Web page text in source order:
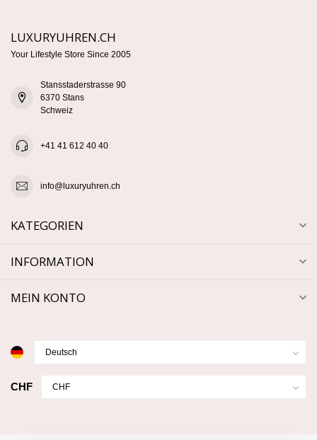
LUXURYUHREN.CH
Your Lifestyle Store Since 2005
Stansstaderstrasse 90
6370 Stans
Schweiz
+41 41 612 40 40
info@luxuryuhren.ch
KATEGORIEN
INFORMATION
MEIN KONTO
CHF